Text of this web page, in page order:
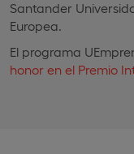
Santander
Europea.
El programa
honor en el Premio